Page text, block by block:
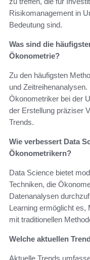
Risikomanagement in
Bedeutung sind.
Was sind die
Ökonometrie?
Zu den häufigsten
und
Ökonometriker bei der
der Erstellung präziser
Trends.
Wie verbessert Data
Ökonometrikern?
Data Science bietet
Techniken, die
Datenanalysen
Learning ermöglicht es,
mit traditionellen
Welche aktuellen
Aktuelle Trends